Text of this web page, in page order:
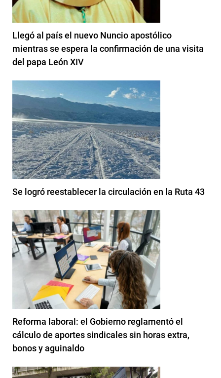
Llegó al país el nuevo Nuncio apostólico
mientras se espera la confirmación de una visita
del papa León XIV
Se logró reestablecer la circulación en la Ruta 43
Reforma laboral: el Gobierno reglamentó el
cálculo de aportes sindicales sin horas extra,
bonos y aguinaldo